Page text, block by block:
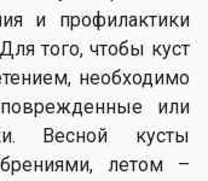
и профилактики
того, чтобы куст
необходимо
или
Весной кусты
летом –